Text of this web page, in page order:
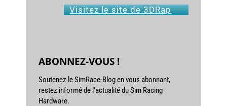
Visitez le site de 3DRap
ABONNEZ-VOUS !
Soutenez le SimRace-Blog en vous abonnant,
restez informé de l'actualité du Sim Racing
Hardware.